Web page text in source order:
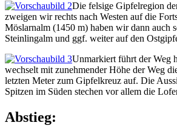
Die felsige Gipfelregion
zweigen wir rechts nach Westen auf die
Möslarnalm (1450 m) haben wir dann auch
Steinlingalm und ggf. weiter auf den
Unmarkiert führt der Weg
wechselt mit zunehmender Höhe der Weg
letzten Meter zum Gipfelkreuz auf. Die
Spitzen im Süden stechen vor allem die
Abstieg: